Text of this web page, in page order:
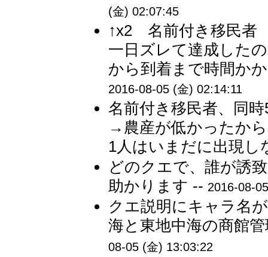
(金) 02:07:45
↑x2 名前付き移民者
一日ズレて達成した
から到着まで時間か
2016-08-05 (金) 02:14:11
名前付き移民者、同
→農産が低かったか
1人はいまだに出現
どのクエで、誰が誘
助かります -- 2016-08-
クエ説明にキャラ名
海と東地中海の商館
08-05 (金) 13:03:22